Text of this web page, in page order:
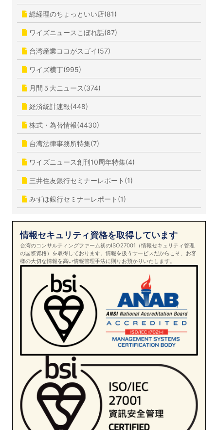
総経理のちょっといい店(81)
ワイズニュースこぼれ話(87)
台湾産業ココがスゴイ(57)
ワイズ横丁(995)
月間５大ニュース(374)
経済統計速報(448)
株式・為替情報(4430)
台湾法律事務所特集(7)
ワイズニュース創刊10周年特集(4)
三井住友銀行セミナーレポート(1)
みずほ銀行セミナーレポート(1)
情報セキュリティ資格を取得しています
台湾のコンサルティングファーム初のISO27001（情報セキュリティ管理
の国際資格）を取得しております。情報を扱うサービスだからこそ、お客
様の大切な情報を高い情報管理手法に則りお預かりいたします。